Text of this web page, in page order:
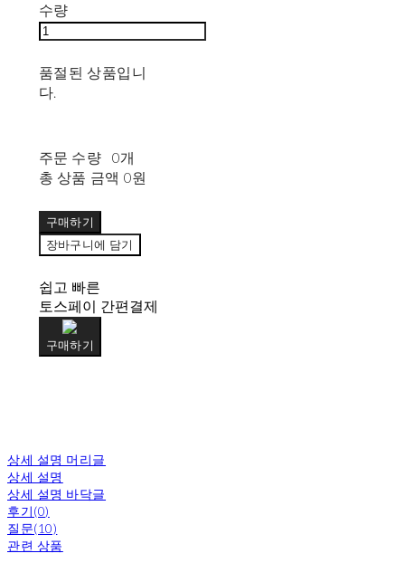
수량
품절된 상품입니
다.
주문 수량
0개
총 상품 금액 0원
구매하기
장바구니에 담기
쉽고 빠른
토스페이 간편결제
구매하기
상세 설명 머리글
상세 설명
상세 설명 바닥글
후기(0)
질문(10)
관련 상품